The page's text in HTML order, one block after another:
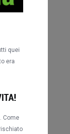
quei
era
Come